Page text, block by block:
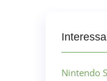
Nintendo